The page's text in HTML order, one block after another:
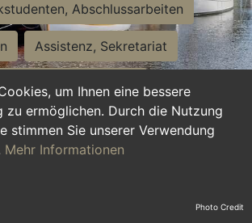
um Ihnen eine bessere
zu ermöglichen. Durch die Nutzung
stimmen Sie unserer Verwendung
Mehr Informationen
Abschlussarbeiten
Assistenz, Sekretariat
und Nebenjobs
Materialwirtschaft
duale Ausbildung
Photo Credit